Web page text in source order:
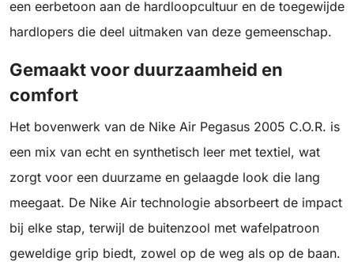
een eerbetoon aan de hardloopcultuur en de toegewijde
hardlopers die deel uitmaken van deze gemeenschap.
Gemaakt voor duurzaamheid en
comfort
Het bovenwerk van de Nike Air Pegasus 2005 C.O.R. is
een mix van echt en synthetisch leer met textiel, wat
zorgt voor een duurzame en gelaagde look die lang
meegaat. De Nike Air technologie absorbeert de impact
bij elke stap, terwijl de buitenzool met wafelpatroon
geweldige grip biedt, zowel op de weg als op de baan.